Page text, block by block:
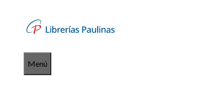
contenido
Menú